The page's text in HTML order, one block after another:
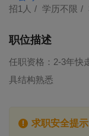
招1人 学历不限
职位描述
任职资格：2-3年快
具结构熟悉
求职安全提示